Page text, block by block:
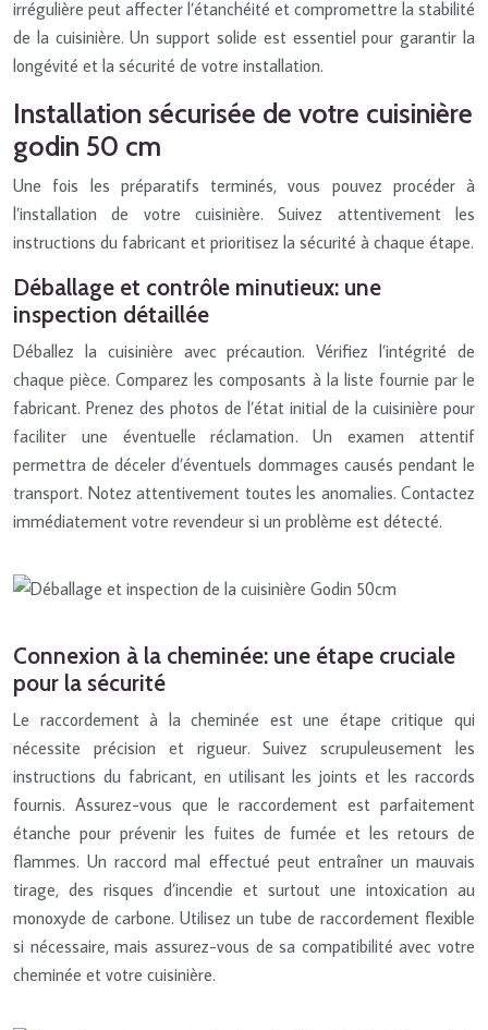
irrégulière peut affecter l’étanchéité et compromettre la stabilité
de la cuisinière. Un support solide est essentiel pour garantir la
longévité et la sécurité de votre installation.
Installation sécurisée de votre cuisinière
godin 50 cm
Une fois les préparatifs terminés, vous pouvez procéder à
l’installation de votre cuisinière. Suivez attentivement les
instructions du fabricant et prioritisez la sécurité à chaque étape.
Déballage et contrôle minutieux: une
inspection détaillée
Déballez la cuisinière avec précaution. Vérifiez l’intégrité de
chaque pièce. Comparez les composants à la liste fournie par le
fabricant. Prenez des photos de l’état initial de la cuisinière pour
faciliter une éventuelle réclamation. Un examen attentif
permettra de déceler d’éventuels dommages causés pendant le
transport. Notez attentivement toutes les anomalies. Contactez
immédiatement votre revendeur si un problème est détecté.
Connexion à la cheminée: une étape cruciale
pour la sécurité
Le raccordement à la cheminée est une étape critique qui
nécessite précision et rigueur. Suivez scrupuleusement les
instructions du fabricant, en utilisant les joints et les raccords
fournis. Assurez-vous que le raccordement est parfaitement
étanche pour prévenir les fuites de fumée et les retours de
flammes. Un raccord mal effectué peut entraîner un mauvais
tirage, des risques d’incendie et surtout une intoxication au
monoxyde de carbone. Utilisez un tube de raccordement flexible
si nécessaire, mais assurez-vous de sa compatibilité avec votre
cheminée et votre cuisinière.